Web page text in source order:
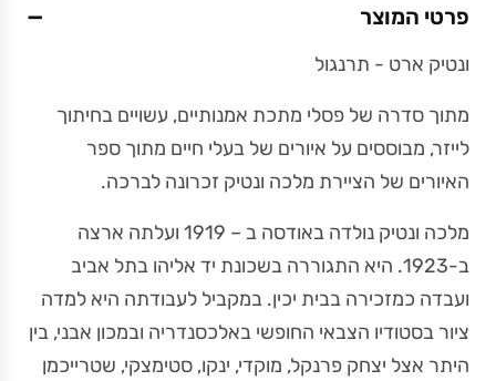
פרטי המוצר −
ונטיק ארט - תרנגול
מתוך סדרה של פסלי מתכת אמנותיים, עשויים בחיתוך
לייזר, מבוססים על איורים של בעלי חיים מתוך ספר
האיורים של הציירת מלכה ונטיק זכרונה לברכה.
מלכה ונטיק נולדה באודסה ב – 1919 ועלתה ארצה
ב-1923. היא התגוררה בשכונת יד אליהו בתל אביב
ועבדה כמזכירה בבית יכין. במקביל לעבודתה היא למדה
ציור בסטודיו הצבאי החופשי באלכסנדריה ובמכון אבני, בין
היתר אצל יצחק פרנקל, מוקדי, ינקו, סטימצקי, שטרייכמן